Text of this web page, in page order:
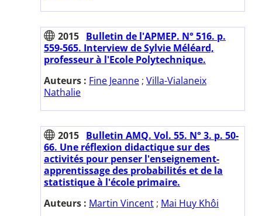
2015 Bulletin de l'APMEP. N° 516. p.
559-565. Interview de Sylvie Méléard,
professeur à l'Ecole Polytechnique.
Auteurs : Fine Jeanne ; Villa-Vialaneix
Nathalie
2015 Bulletin AMQ. Vol. 55. N° 3. p. 50-
66. Une réflexion didactique sur des
activités pour penser l'enseignement-
apprentissage des probabilités et de la
statistique à l'école primaire.
Auteurs : Martin Vincent ; Mai Huy Khôi